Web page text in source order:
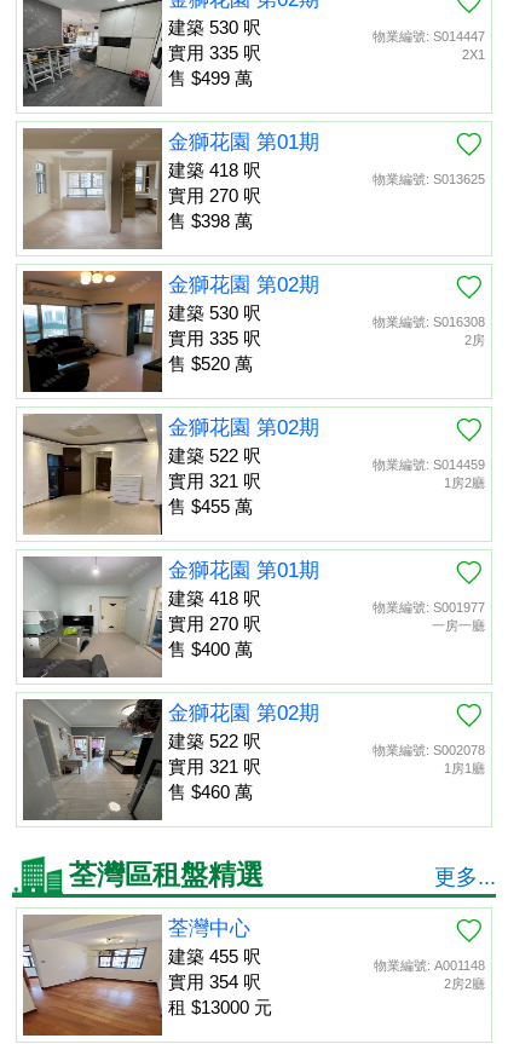
物業編號: S014447
2X1
建築 530 呎
實用 335 呎
售 $499 萬
物業編號: S013625
金獅花園 第01期
建築 418 呎
實用 270 呎
售 $398 萬
物業編號: S016308
2房
金獅花園 第02期
建築 530 呎
實用 335 呎
售 $520 萬
物業編號: S014459
1房2廳
金獅花園 第02期
建築 522 呎
實用 321 呎
售 $455 萬
物業編號: S001977
一房一廳
金獅花園 第01期
建築 418 呎
實用 270 呎
售 $400 萬
物業編號: S002078
1房1廳
金獅花園 第02期
建築 522 呎
實用 321 呎
售 $460 萬
荃灣區租盤精選 更多...
物業編號: A001148
2房2廳
荃灣中心
建築 455 呎
實用 354 呎
租 $13000 元